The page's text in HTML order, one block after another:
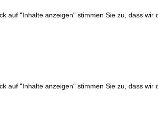
auf "Inhalte anzeigen" stimmen Sie zu, dass
auf "Inhalte anzeigen" stimmen Sie zu, dass